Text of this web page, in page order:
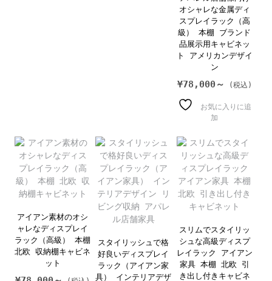
オシャレな金属ディ
スプレイラック（高
級） 本棚 ブランド
品展示用キャビネッ
ト アメリカンデザイ
ン
¥78,000～
お気に入りに追
加
アイアン素材のオシ
ャレなディスプレイ
ラック（高級） 本棚
北欧 収納棚キャビネ
ット
スタイリッシュで格
好良いディスプレイ
ラック（アイアン家
具） インテリアデザ
スリムでスタイリッ
シュな高級ディスプ
レイラック アイアン
家具 本棚 北欧 引
き出し付きキャビネ